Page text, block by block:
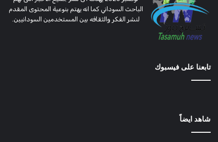
الباحث السوداني كما انه يهتم بنوعية المحتوى المقدم
لنشر الفكر والثقافه بين المستخدمين السودانيين.
تابعنا على فيسبوك
شاهد ايضاً